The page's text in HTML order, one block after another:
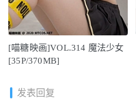
[喵糖映画]VOL.314 魔法少女
[35P/370MB]
发表回复